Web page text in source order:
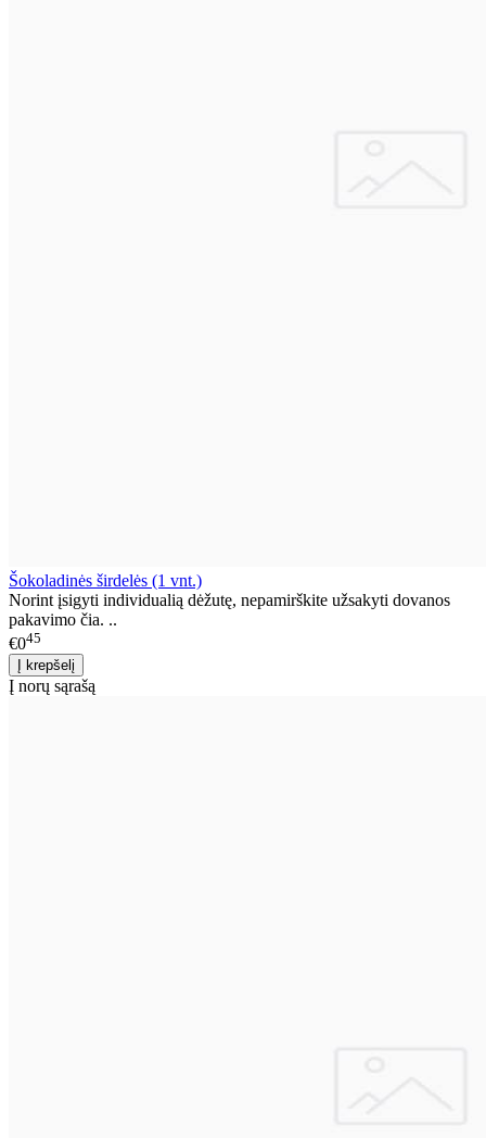
Šokoladinės širdelės (1 vnt.)
Norint įsigyti individualią dėžutę, nepamirškite užsakyti dovanos
pakavimo čia. ..
€045
Į norų sąrašą